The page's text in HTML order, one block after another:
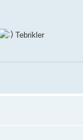
Tebrikler